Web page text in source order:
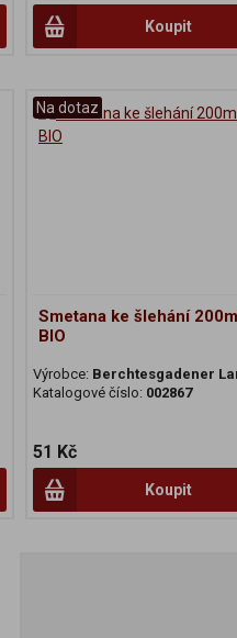
Koupit
Na dotaz
Smetana ke šlehání
BIO
Výrobce: Berchtesgadener
Katalogové číslo: 002867
51 Kč
Koupit